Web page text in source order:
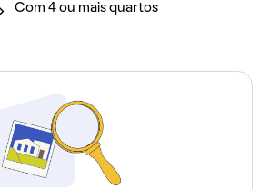
Com 4 ou mais quartos